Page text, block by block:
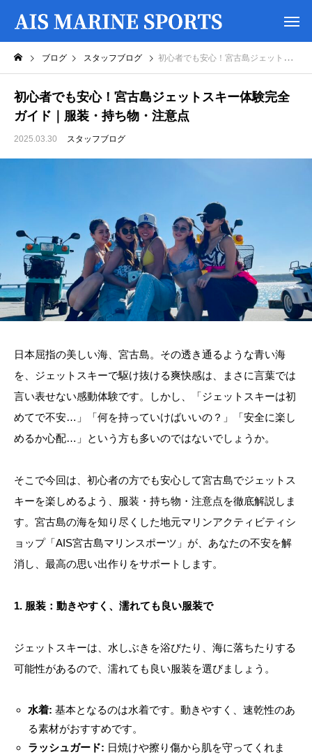
ブログ スタッフブログ 初心者でも安心！宮古島ジェットスキー体験完全ガイド｜服装・持ち物・注意点
初心者でも安心！宮古島ジェットスキー体験完全
ガイド｜服装・持ち物・注意点
2025.03.30 スタッフブログ
日本屈指の美しい海、宮古島。その透き通るような青い海
を、ジェットスキーで駆け抜ける爽快感は、まさに言葉では
言い表せない感動体験です。しかし、「ジェットスキーは初
めてで不安…」「何を持っていけばいいの？」「安全に楽し
めるか心配…」という方も多いのではないでしょうか。
そこで今回は、初心者の方でも安心して宮古島でジェットス
キーを楽しめるよう、服装・持ち物・注意点を徹底解説しま
す。宮古島の海を知り尽くした地元マリンアクティビティシ
ョップ「AIS宮古島マリンスポーツ」が、あなたの不安を解
消し、最高の思い出作りをサポートします。
1. 服装：動きやすく、濡れても良い服装で
ジェットスキーは、水しぶきを浴びたり、海に落ちたりする
可能性があるので、濡れても良い服装を選びましょう。
水着: 基本となるのは水着です。動きやすく、速乾性のあ
る素材がおすすめです。
ラッシュガード: 日焼けや擦り傷から肌を守ってくれま